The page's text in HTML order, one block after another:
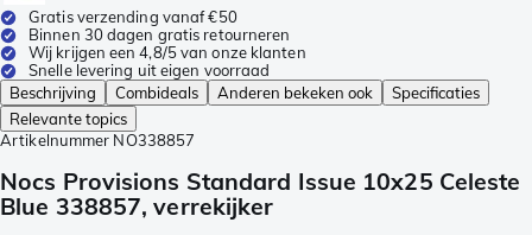
Gratis verzending vanaf €50
Binnen 30 dagen gratis retourneren
Wij krijgen een 4,8/5 van onze klanten
Snelle levering uit eigen voorraad
Beschrijving
Combideals Anderen bekeken ook
Specificaties
Relevante topics
Artikelnummer NO338857
Nocs Provisions Standard Issue 10x25 Celeste
Blue 338857, verrekijker